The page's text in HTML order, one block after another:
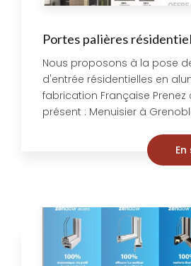
Portes palières
Nous proposons à la pose
d'entrée résidentielles en
fabrication Française
présent : Menuisier à